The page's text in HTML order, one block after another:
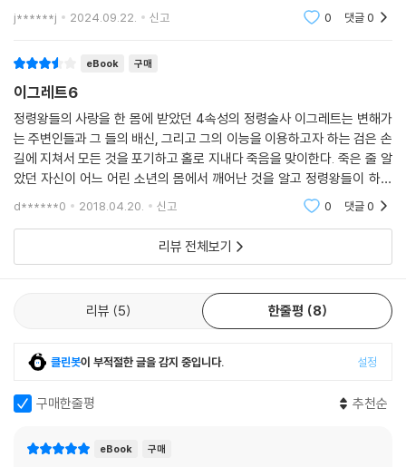
니다.
j******j 2024.09.22. 신고 0 댓글0
eBook 구매
이그레트6
정령왕들의 사랑을 한 몸에 받았던 4속성의 정령술사 이그레트는 변해가
는 주변인들과 그 들의 배신, 그리고 그의 이능을 이용하고자 하는 검은 손
길에 지쳐서 모든 것을 포기하고 홀로 지내다 죽음을 맞이한다. 죽은 줄 알
았던 자신이 어느 어린 소년의 몸에서 깨어난 것을 알고 정령왕들이 하나
둘씩 그의 곁으로 모여든다. 모든 것을 포기하고 죽음에 침잠한 1황
d******0 2018.04.20. 신고 0 댓글0
리뷰 전체보기
리뷰 5 한줄평 8
클린봇이 부적절한 글을 감지 중입니다. 설정
구매한줄평 추천순
eBook 구매